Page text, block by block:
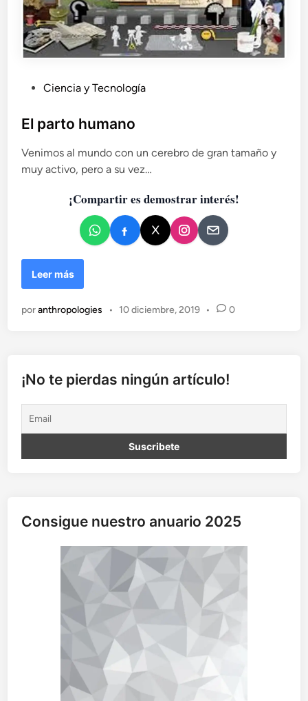
b
i
c
Ciencia y Tecnología
El parto humano
Venimos al mundo con un cerebro de gran tamaño y
muy activo, pero a su vez…
¡Compartir es demostrar interés!
E
l
a
h
m
a
n
Leer más
poranthropologies • 10 diciembre, 2019 • 0
¡No te pierdas ningún artículo!
Consigue nuestro anuario 2025